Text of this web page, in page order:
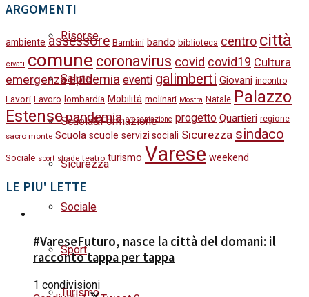
Risorse
Salute
Scuola&Formazione
Sicurezza
Sociale
Sport
Turismo
ARGOMENTI
ambiente assessore Bambini bando biblioteca centro città
civati comune coronavirus covid covid19 Cultura
emergenza epidemia eventi galimberti Giovani incontro
Lavori Lavoro lombardia Mobilità molinari Mostra Natale Palazzo
Estensepandemia presentazione progetto Quartieri regione
sacro monte Scuola scuole servizi sociali Sicurezza sindaco
Sociale sport strade teatro turismo Varese weekend
LE PIU' LETTE
#VareseFuturo, nasce la città del domani: il
racconto tappa per tappa
1 condivisioni